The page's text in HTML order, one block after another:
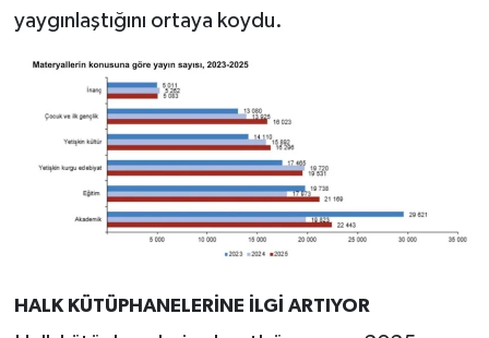
yaygınlaştığını ortaya koydu.
HALK KÜTÜPHANELERİNE İLGİ ARTIYOR